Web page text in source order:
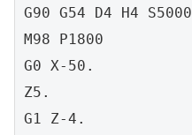
G90 G54 D4 H4
M98 P1800
G0 X-50.
Z5.
G1 Z-4.